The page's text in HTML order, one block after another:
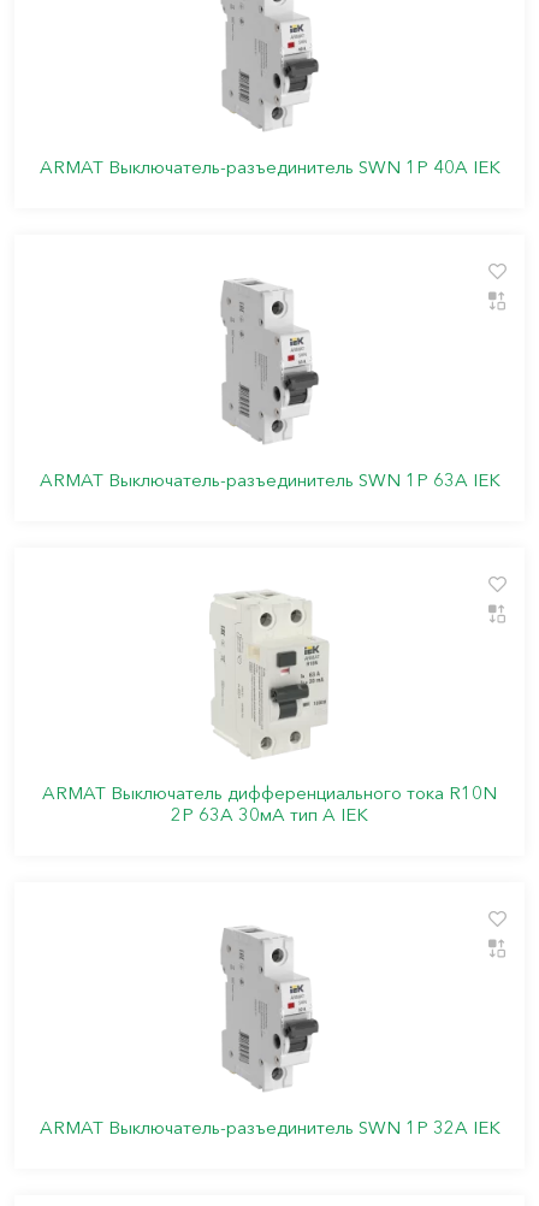
ARMAT Выключатель-разъединитель SWN 1P 40А IEK
ARMAT Выключатель-разъединитель SWN 1P 63А IEK
ARMAT Выключатель дифференциального тока R10N
2P 63А 30мА тип A IEK
ARMAT Выключатель-разъединитель SWN 1P 32А IEK